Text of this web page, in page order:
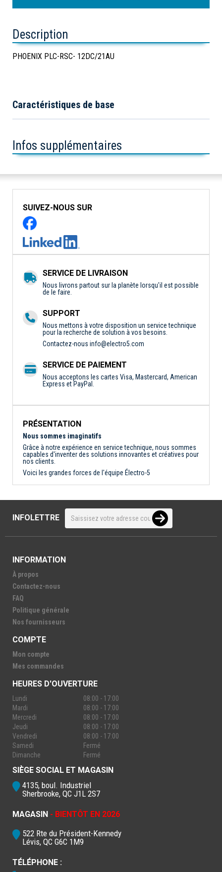
Description
PHOENIX PLC-RSC- 12DC/21AU
Caractéristiques de base
Infos supplémentaires
SUIVEZ-NOUS SUR
SERVICE DE LIVRAISON
Nous livrons partout sur la planète lorsqu'il est possible
de le faire.
SUPPORT
Nous mettons à votre disposition un service technique
pour la recherche de solution à vos besoins.
Contactez-nous info@electro5.com
SERVICE DE PAIEMENT
Nous acceptons les cartes Visa, Mastercard, American
Express et PayPal.
PRÉSENTATION
Nous sommes imaginatifs
Grâce à notre expérience en service technique, nous sommes
capables d'inventer des solutions innovantes et créatives pour
nos clients.
Voici les grandes forces de l'équipe Électro-5
INFOLETTRE
INFORMATION
À propos
Contactez-nous
FAQ
Politique générale
Nos fournisseurs
COMPTE
Mon compte
Mes commandes
HEURES D'OUVERTURE
Lundi
08:00 - 17:00
Mardi
08:00 - 17:00
Mercredi
08:00 - 17:00
Jeudi
08:00 - 17:00
Vendredi
08:00 - 17:00
Samedi
Fermé
Dimanche
Fermé
SIÈGE SOCIAL ET MAGASIN
4135, boul. Industriel
Sherbrooke, QC J1L 2S7
MAGASIN - BIENTÔT EN 2026
522 Rte du Président-Kennedy
Lévis, QC G6C 1M9
TÉLÉPHONE :